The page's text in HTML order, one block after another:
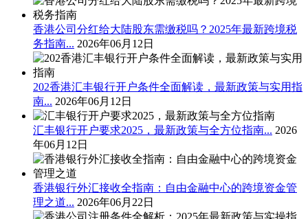
香港公司分红给大陆股东需缴税吗？2025年最新跨境税
务指南... 2026年06月12日
202香港汇丰银行开户条件全面解读，最新政策与实用指
南... 2026年06月12日
汇丰银行开户要求2025，最新政策与全方位指南... 2026
年06月12日
香港银行外汇接收全指南：自由金融中心的跨境资金管
理之道... 2026年06月22日